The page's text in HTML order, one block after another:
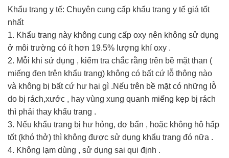
Khẩu trang y tế: Chuyên cung cấp khẩu trang y tế giá tốt
nhất
1. Khẩu trang này không cung cấp oxy nên không sử dụng
ở môi trường có ít hơn 19.5% lượng khí oxy .
2. Mỗi khi sử dụng , kiểm tra chắc rằng trên bề mặt than (
miếng đen trên khẩu trang) không có bất cứ lỗ thông nào
và không bị bất cứ hư hại gì .Nếu trên bề mặt có những lỗ
do bị rách,xước , hay vùng xung quanh miếng kẹp bị rách
thì phải thay khẩu trang .
3. Nếu khẩu trang bị hư hỏng, dơ bẩn , hoặc không hô hấp
tốt (khó thở) thì không được sử dụng khẩu trang đó nữa .
4. Không lạm dùng , sử dụng sai qui định .